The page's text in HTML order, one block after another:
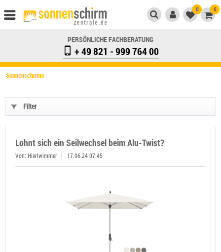
0 0
PERSÖNLICHE FACHBERATUNG
+ 49 821 - 999 764 00
Sonnenschirme
Filter
Lohnt sich ein Seilwechsel beim Alu-Twist?
Von: Hierlwimmer 17.06.24 07:45